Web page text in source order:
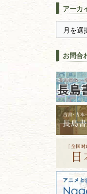
ス
全
趣
書
拓
篆
書
美
デ
カ
長島書
ス
【持ち
に古本
古本
上手な
古本
因！適
るコツ
古本は
ない？
ーニン
ISBNコ
番号の
価値
と注意
千葉
静岡
栃木県
山梨
長野
石川
福島
青森
宮城県
山形
三重
京都
アーカ
お問合
古本買取
〒101-
東京都千
フリーダ
電話：
FAX：
古物商許
古物商